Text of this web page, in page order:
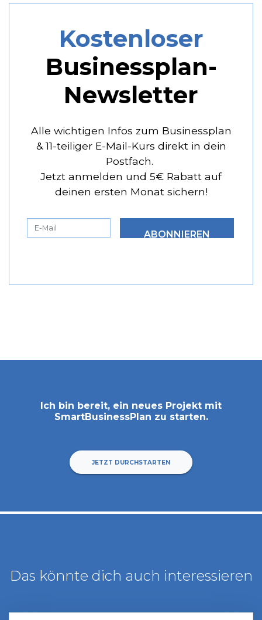
Kostenloser
Businessplan-
Newsletter
Alle wichtigen Infos zum Businessplan
& 11-teiliger E-Mail-Kurs direkt in dein
Postfach.
Jetzt anmelden und 5€ Rabatt auf
deinen ersten Monat sichern!
ABONNIEREN
Ich bin bereit, ein neues Projekt mit
SmartBusinessPlan zu starten.
JETZT DURCHSTARTEN
Das könnte dich auch interessieren